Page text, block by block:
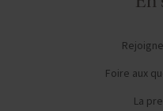
Foire aux
La